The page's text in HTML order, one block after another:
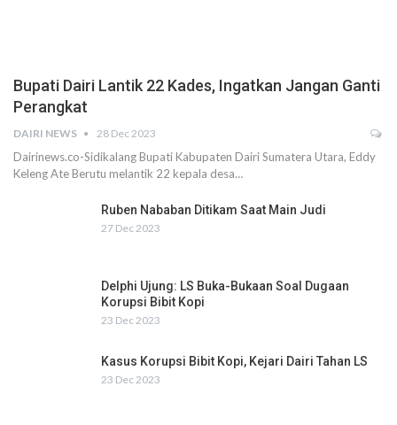
Bupati Dairi Lantik 22 Kades, Ingatkan Jangan Ganti
Perangkat
DAIRI NEWS 28 Dec 2023
Dairinews.co-Sidikalang Bupati Kabupaten Dairi Sumatera Utara, Eddy
Keleng Ate Berutu melantik 22 kepala desa…
Ruben Nababan Ditikam Saat Main Judi
27 Dec 2023
Delphi Ujung: LS Buka-Bukaan Soal Dugaan
Korupsi Bibit Kopi
23 Dec 2023
Kasus Korupsi Bibit Kopi, Kejari Dairi Tahan LS
23 Dec 2023